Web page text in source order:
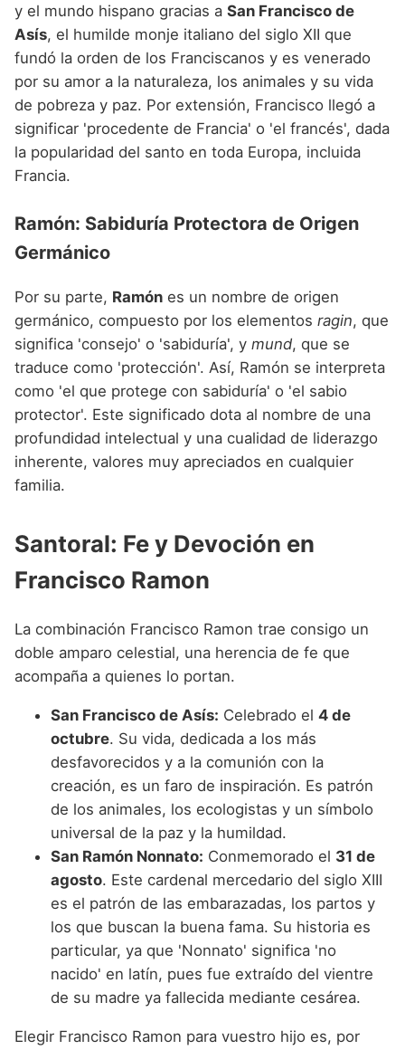
y el mundo hispano gracias a San Francisco de
Asís, el humilde monje italiano del siglo XII que
fundó la orden de los Franciscanos y es venerado
por su amor a la naturaleza, los animales y su vida
de pobreza y paz. Por extensión, Francisco llegó a
significar 'procedente de Francia' o 'el francés', dada
la popularidad del santo en toda Europa, incluida
Francia.
Ramón: Sabiduría Protectora de Origen
Germánico
Por su parte, Ramón es un nombre de origen
germánico, compuesto por los elementos ragin, que
significa 'consejo' o 'sabiduría', y mund, que se
traduce como 'protección'. Así, Ramón se interpreta
como 'el que protege con sabiduría' o 'el sabio
protector'. Este significado dota al nombre de una
profundidad intelectual y una cualidad de liderazgo
inherente, valores muy apreciados en cualquier
familia.
Santoral: Fe y Devoción en
Francisco Ramon
La combinación Francisco Ramon trae consigo un
doble amparo celestial, una herencia de fe que
acompaña a quienes lo portan.
San Francisco de Asís: Celebrado el 4 de
octubre. Su vida, dedicada a los más
desfavorecidos y a la comunión con la
creación, es un faro de inspiración. Es patrón
de los animales, los ecologistas y un símbolo
universal de la paz y la humildad.
San Ramón Nonnato: Conmemorado el 31 de
agosto. Este cardenal mercedario del siglo XIII
es el patrón de las embarazadas, los partos y
los que buscan la buena fama. Su historia es
particular, ya que 'Nonnato' significa 'no
nacido' en latín, pues fue extraído del vientre
de su madre ya fallecida mediante cesárea.
Elegir Francisco Ramon para vuestro hijo es, por